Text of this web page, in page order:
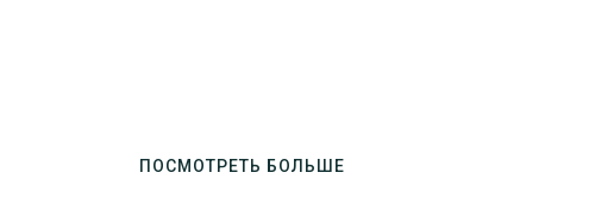
ПОСМОТРЕТЬ БОЛЬШЕ